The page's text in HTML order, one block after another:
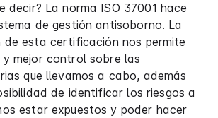
decir? La norma ISO 37001 hace
de gestión antisoborno. La
de esta certificación nos permite
mejor control sobre las
que llevamos a cabo, además
de identificar los riesgos a
estar expuestos y poder hacer